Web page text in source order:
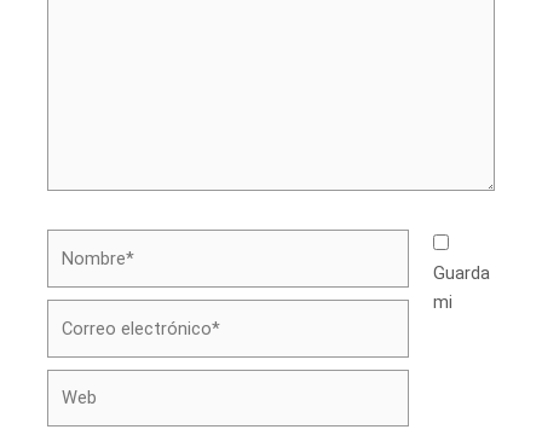
electrónico*
Guarda
mi